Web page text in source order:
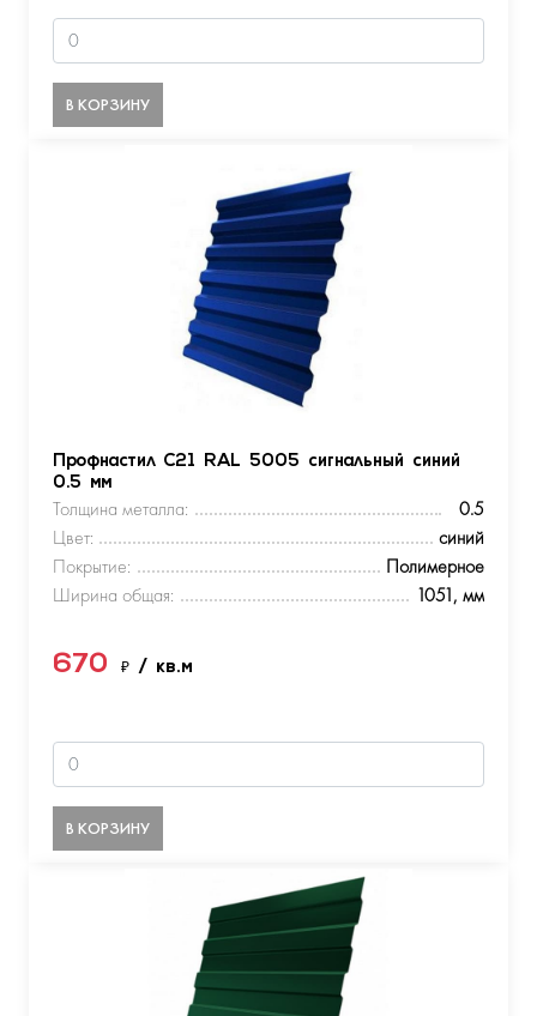
В КОРЗИНУ
Профнастил С21 RAL 5005 сигнальный синий
0.5 мм
Толщина металла:
0.5
Цвет:
синий
Покрытие:
Полимерное
Ширина общая:
1051, мм
670 ₽ / кв.м
В КОРЗИНУ